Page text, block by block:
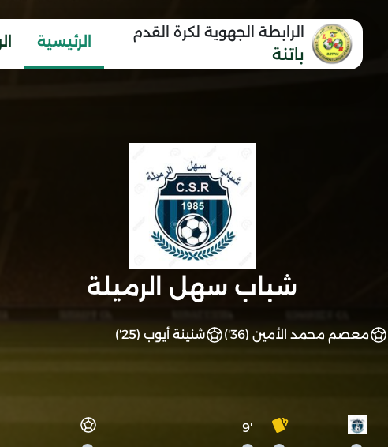
الرابطة الجهوية لكرة القدم
باتنة
الرئيسية
شباب سهل الرميلة
معصم محمد الأمين (36') شنينة أيوب (25')
'9